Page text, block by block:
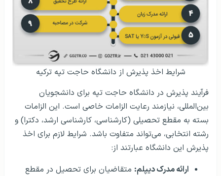
شرایط اخذ پذیرش از دانشگاه حاجت تپه ترکیه
فرآیند پذیرش در دانشگاه حاجت تپه برای دانشجویان
بین‌المللی، نیازمند رعایت الزامات خاصی است. این الزامات
بسته به مقطع تحصیلی (کارشناسی، کارشناسی ارشد، دکترا) و
رشته انتخابی، می‌تواند متفاوت باشد. شرایط لازم برای اخذ
پذیرش این دانشگاه عبارتند از:
ارائه مدرک دیپلم: متقاضیان برای تحصیل در مقطع